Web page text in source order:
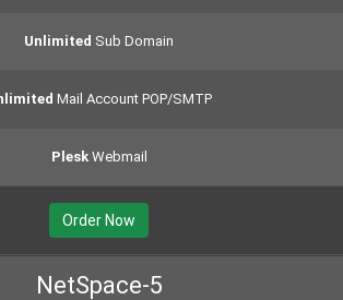
Unlimited Sub Domain
Mail Account POP/SMTP
PleskWebmail
Order Now
NetSpace-5